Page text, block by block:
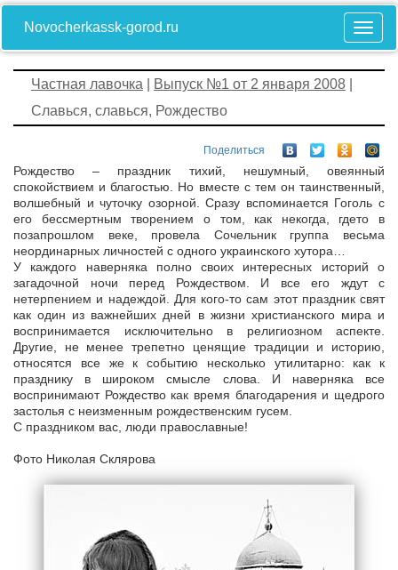
Novocherkassk-gorod.ru
Частная лавочка Выпуск №1 от 2 января 2008
Славься, славься, Рождество
Поделиться
Рождество – праздник тихий, нешумный, овеянный
спокойствием и благостью. Но вместе с тем он таинственный,
волшебный и чуточку озорной. Сразу вспоминается Гоголь с
его бессмертным творением о том, как некогда, где­то в
позапрошлом веке, провела Сочельник группа весьма
неординарных личностей с одного украинского хутора…
У каждого наверняка полно своих интересных историй о
загадочной ночи перед Рождеством. И все его ждут с
нетерпением и надеждой. Для кого-то сам этот праздник свят
как один из важнейших дней в жизни христианского мира и
воспринимается исключительно в религиозном аспекте.
Другие, не менее трепетно ценящие традиции и историю,
относятся все же к событию несколько утилитарно: как к
празднику в широком смысле слова. И наверняка все
воспринимают Рождество как время благодарения и щедрого
застолья с неизменным рождественским гусем.
С праздником вас, люди православные!
Фото Николая Склярова